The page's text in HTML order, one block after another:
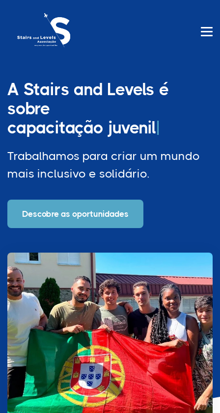
A Stairs and Levels é
sobre
capacitação
Trabalhamos para criar um mundo
mais inclusivo e solidário.
Descobre as oportunidades